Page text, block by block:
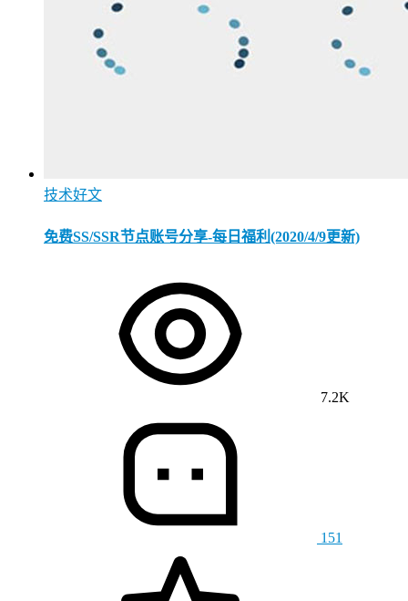
技术好文
免费SS/SSR节点账号分享-每日福利(2020/4/9更新)
7.2K
151